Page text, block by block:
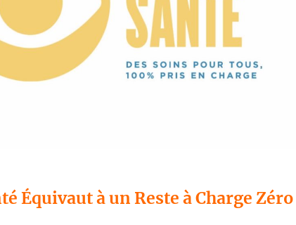
Équivaut à un Reste à Charge Zéro